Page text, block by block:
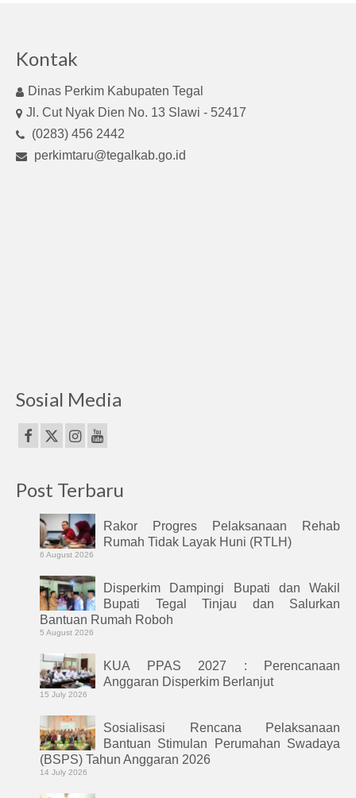
Kontak
Dinas Perkim Kabupaten Tegal
Jl. Cut Nyak Dien No. 13 Slawi - 52417
(0283) 456 2442
perkimtaru@tegalkab.go.id
Sosial Media
Post Terbaru
Rakor Progres Pelaksanaan Rehab
Rumah Tidak Layak Huni (RTLH)
6 August 2026
Disperkim Dampingi Bupati dan Wakil
Bupati Tegal Tinjau dan Salurkan
Bantuan Rumah Roboh
5 August 2026
KUA PPAS 2027 : Perencanaan
Anggaran Disperkim Berlanjut
15 July 2026
Sosialisasi Rencana Pelaksanaan
Bantuan Stimulan Perumahan Swadaya
(BSPS) Tahun Anggaran 2026
14 July 2026